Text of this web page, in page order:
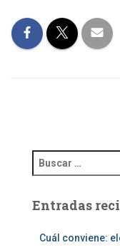
u
c
Entradas
Cuál conviene: